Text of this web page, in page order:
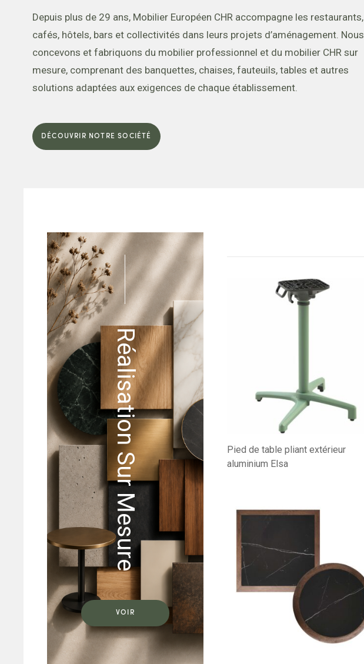
Depuis plus de 29 ans, Mobilier Européen CHR accompagne les restaurants,
cafés, hôtels, bars et collectivités dans leurs projets d’aménagement. Nous
concevons et fabriquons du mobilier professionnel et du mobilier CHR sur
mesure, comprenant des banquettes, chaises, fauteuils, tables et autres
solutions adaptées aux exigences de chaque établissement.
DÉCOUVRIR NOTRE SOCIÉTÉ
Réalisation Sur Mesure
VOIR
Pied de table pliant extérieur
aluminium Elsa